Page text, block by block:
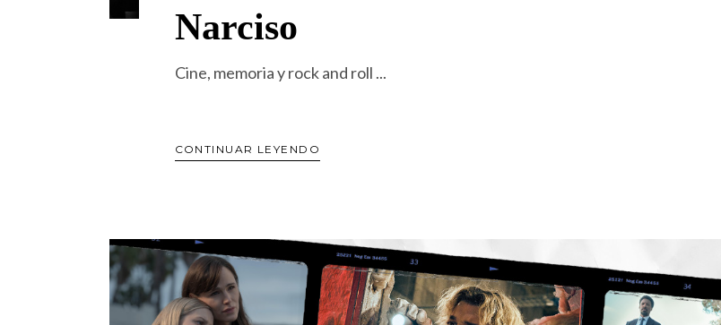
Narciso
Cine, memoria y rock and roll
CONTINUAR LEYENDO